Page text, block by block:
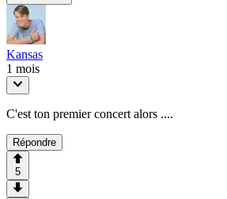
Kansas
1 mois
C'est ton premier concert alors ....
Répondre
5